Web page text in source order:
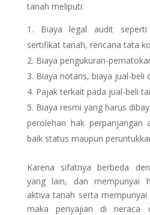
tanah meliputi:
Biaya legal audit seperti
sertifikat tanah, rencana tata
Biaya pengukuran-
Biaya notaris, biaya jual-beli
Pajak terkait pada jual-beli
Biaya resmi yang harus
perolehan hak perpanjangan
baik status maupun
Karena sifatnya berbeda
yang lain, dan mempunyai
aktiva tanah serta
maka penyajian di neraca